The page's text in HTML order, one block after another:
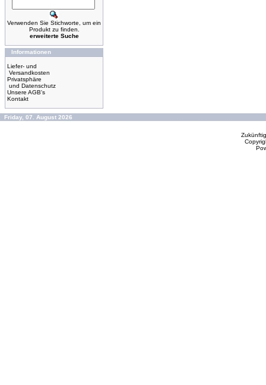
Verwenden Sie Stichworte, um ein
Produkt zu finden.
erweiterte Suche
Informationen
Liefer- und
Versandkosten
Privatsphäre
und Datenschutz
Unsere AGB's
Kontakt
Friday, 07. August 2026